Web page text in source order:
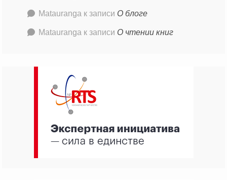
Matauranga к записи О блоге
Matauranga к записи О чтении книг